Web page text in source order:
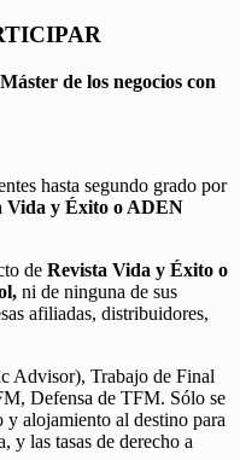
Máster de los negocios con
hasta segundo grado por
Vida y Éxito o ADEN
de Revista Vida y Éxito o
ni de ninguna de sus
afiliadas, distribuidores,
Advisor), Trabajo de Final
Defensa de TFM. Sólo se
y alojamiento al destino para
y las tasas de derecho a